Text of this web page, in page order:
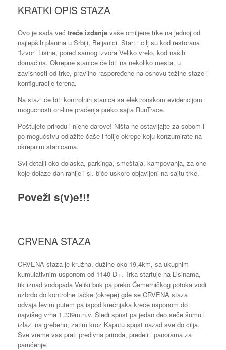
KRATKI OPIS STAZA
Ovo je sada već treće izdanje vaše omiljene trke na jednoj od
najlepših planina u Srbiji, Beljanici. Start i cilj su kod restorana
“Izvor” Lisine, pored samog izvora Veliko vrelo, kod naših
domaćina. Okrepne stanice će biti na nekoliko mesta, u
zavisnosti od trke, pravilno raspoređene na osnovu težine staze i
konfiguracije terena.
Na stazi će biti kontrolnih stanica sa elektronskom evidencijom i
mogućnosti on-line praćenja preko sajta RunTrace.
Poštujete prirodu i njene darove! Ništa ne ostavljajte za sobom i
po mogućstvu odlažite čaše i folije okrepe koju konzumirate na
okrepnim stanicama.
Svi detalji oko dolaska, parkinga, smeštaja, kampovanja, za one
koje dolaze dan ranije i sl. biće uskoro objavljeni na sajtu trke.
Poveži s(v)e!!!
CRVENA STAZA
CRVENA staza je kružna, dužine oko 19,4km, sa ukupnim
kumulativnim usponom od 1140 D+. Trka startuje na Lisinama,
tik iznad vodopada Veliki buk pa preko Čemerničkog potoka vodi
uzbrdo do kontrolne tačke (okrepe) gde se CRVENA staza
odvaja levim putem pa ispod krečnjaka kreće usponom do
najvišeg vrha 1.339m.n.v. Sledi spust pa jedan deo seče šumu i
izlazi na grebenu, zatim kroz Kaputu spust nazad sve do cilja.
Sve vreme vas prati predivna priroda, predeli i panorama za
pamćenje.